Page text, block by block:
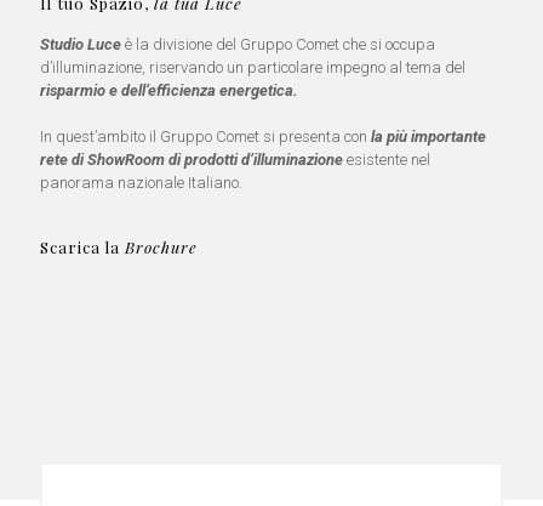
Studio Luce è la divisione del Gruppo Comet che si occupa
d’illuminazione, riservando un particolare impegno al tema del
risparmio e dell’efficienza energetica.
In quest’ambito il Gruppo Comet si presenta con la più importante
rete di ShowRoom di prodotti d’illuminazione esistente nel
panorama nazionale Italiano.
Scarica la Brochure